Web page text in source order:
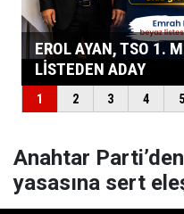
Anahtar
yasasına sert